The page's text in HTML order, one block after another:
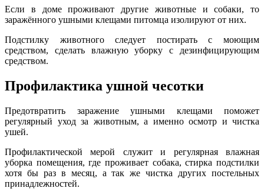
Если в доме проживают другие животные и собаки, то
заражённого ушными клещами питомца изолируют от них.
Подстилку животного следует постирать с моющим
средством, сделать влажную уборку с дезинфицирующим
средством.
Профилактика ушной чесотки
Предотвратить заражение ушными клещами поможет
регулярный уход за животным, а именно осмотр и чистка
ушей.
Профилактической мерой служит и регулярная влажная
уборка помещения, где проживает собака, стирка подстилки
хотя бы раз в месяц, а так же чистка других постельных
принадлежностей.